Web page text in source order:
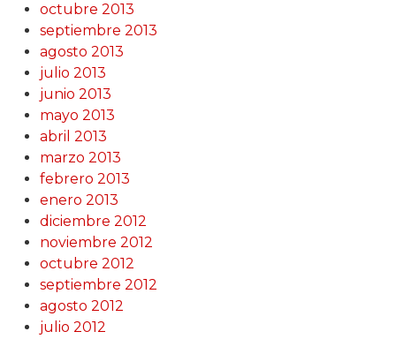
octubre 2013
septiembre 2013
agosto 2013
julio 2013
junio 2013
mayo 2013
abril 2013
marzo 2013
febrero 2013
enero 2013
diciembre 2012
noviembre 2012
octubre 2012
septiembre 2012
agosto 2012
julio 2012